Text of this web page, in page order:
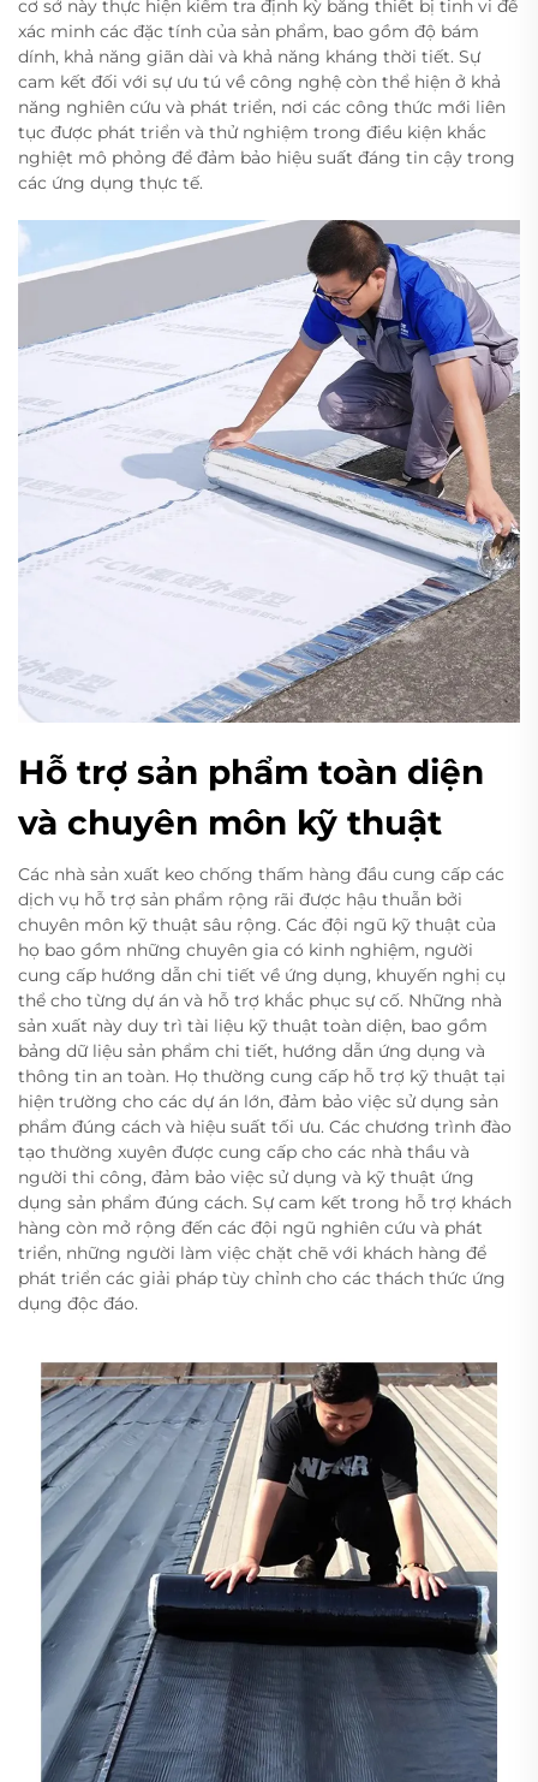
cơ sở này thực hiện kiểm tra định kỳ bằng thiết bị tinh vi để
xác minh các đặc tính của sản phẩm, bao gồm độ bám
dính, khả năng giãn dài và khả năng kháng thời tiết. Sự
cam kết đối với sự ưu tú về công nghệ còn thể hiện ở khả
năng nghiên cứu và phát triển, nơi các công thức mới liên
tục được phát triển và thử nghiệm trong điều kiện khắc
nghiệt mô phỏng để đảm bảo hiệu suất đáng tin cậy trong
các ứng dụng thực tế.
Hỗ trợ sản phẩm toàn diện
và chuyên môn kỹ thuật
Các nhà sản xuất keo chống thấm hàng đầu cung cấp các
dịch vụ hỗ trợ sản phẩm rộng rãi được hậu thuẫn bởi
chuyên môn kỹ thuật sâu rộng. Các đội ngũ kỹ thuật của
họ bao gồm những chuyên gia có kinh nghiệm, người
cung cấp hướng dẫn chi tiết về ứng dụng, khuyến nghị cụ
thể cho từng dự án và hỗ trợ khắc phục sự cố. Những nhà
sản xuất này duy trì tài liệu kỹ thuật toàn diện, bao gồm
bảng dữ liệu sản phẩm chi tiết, hướng dẫn ứng dụng và
thông tin an toàn. Họ thường cung cấp hỗ trợ kỹ thuật tại
hiện trường cho các dự án lớn, đảm bảo việc sử dụng sản
phẩm đúng cách và hiệu suất tối ưu. Các chương trình đào
tạo thường xuyên được cung cấp cho các nhà thầu và
người thi công, đảm bảo việc sử dụng và kỹ thuật ứng
dụng sản phẩm đúng cách. Sự cam kết trong hỗ trợ khách
hàng còn mở rộng đến các đội ngũ nghiên cứu và phát
triển, những người làm việc chặt chẽ với khách hàng để
phát triển các giải pháp tùy chỉnh cho các thách thức ứng
dụng độc đáo.